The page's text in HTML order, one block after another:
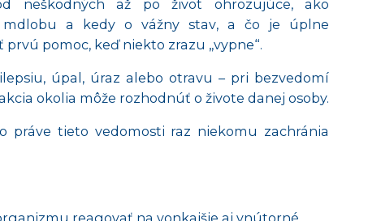
neškodných až po život ohrozujúce, ako
a kedy o vážny stav, a čo je úplne
prvú pomoc, keď niekto zrazu „vypne“.
úpal, úraz alebo otravu – pri bezvedomí
okolia môže rozhodnúť o živote danej osoby.
práve tieto vedomosti raz niekomu zachránia